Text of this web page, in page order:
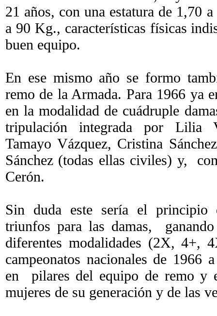
21 años, con una estatura de 1,70
a 90 Kg., características físicas
buen equipo.
En ese mismo año se formo
remo de la Armada. Para 1966 ya
en la modalidad de cuádruple
tripulación integrada por Lilia
Tamayo Vázquez, Cristina
Sánchez (todas ellas civiles) y,
Cerón.
Sin duda este sería el principio
triunfos para las damas,
diferentes modalidades (2X, 4+,
campeonatos nacionales de 1966
en pilares del equipo de remo y
mujeres de su generación y de las